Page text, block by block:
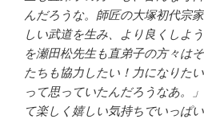
んだろうな。師匠の大塚初代宗
しい武道を生み、より良くしよ
を瀬田松先生も直弟子の方々は
たちも協力したい！力になりた
って思っていたんだろうなあ。
て楽しく嬉しい気持ちでいっぱい